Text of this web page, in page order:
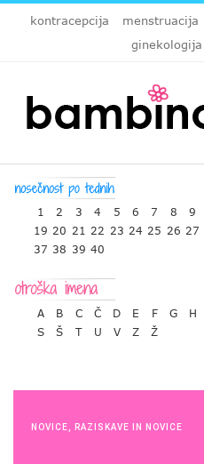
kontracepcija menstruacija
ginekologija
1 2 3 4 5 6 7 8 9
19 20 21 22 23 24 25 26 27
37 38 39 40
A B C Č D E F G H
S
Š T U V Z Ž
NOVICE RAZISKAVE IN NOVICE